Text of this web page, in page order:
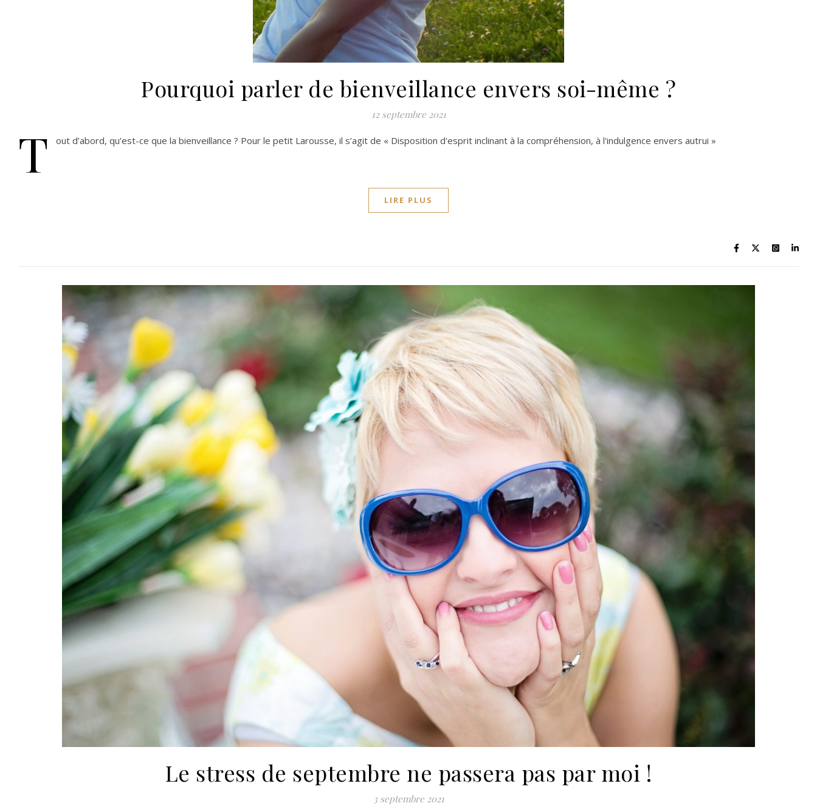
Pourquoi parler de bienveillance envers soi-même ?
12 septembre 2021
T out d’abord, qu’est-ce que la bienveillance ? Pour le petit Larousse, il s’agit de « Disposition d'esprit inclinant à la compréhension, à l'indulgence envers autrui »
LIRE PLUS
Le stress de septembre ne passera pas par moi !
3 septembre 2021